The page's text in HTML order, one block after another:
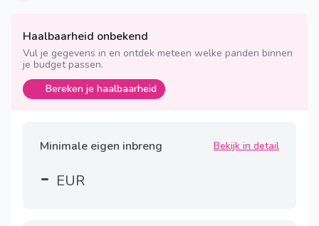
Haalbaarheid onbekend
Vul je gegevens in en ontdek meteen welke panden binnen
je budget passen.
Bereken je haalbaarheid
Minimale eigen inbreng Bekijk in detail
- EUR